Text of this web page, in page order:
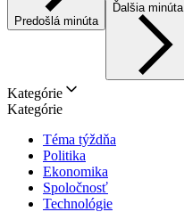
Predošlá minúta
Ďalšia minúta
Kategórie
Kategórie
Téma týždňa
Politika
Ekonomika
Spoločnosť
Technológie